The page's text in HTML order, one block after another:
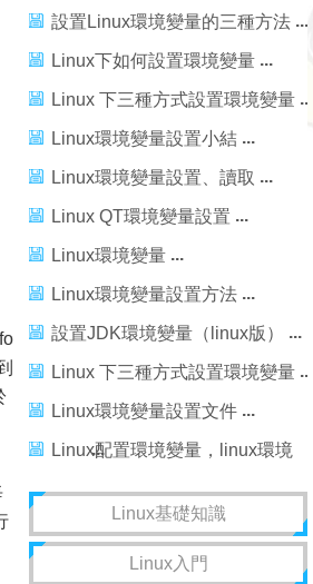
設置Linux環境變量的三種方法
Linux下如何設置環境變量
Linux 下三種方式設置環境變量
Linux環境變量設置小結
Linux環境變量設置、讀取
Linux QT環境變量設置
Linux環境變量
Linux環境變量設置方法
設置JDK環境變量（linux版）
Linux 下三種方式設置環境變量
Linux環境變量設置文件
Linux配置環境變量，linux環境
變量
Linux基礎知識
Linux入門